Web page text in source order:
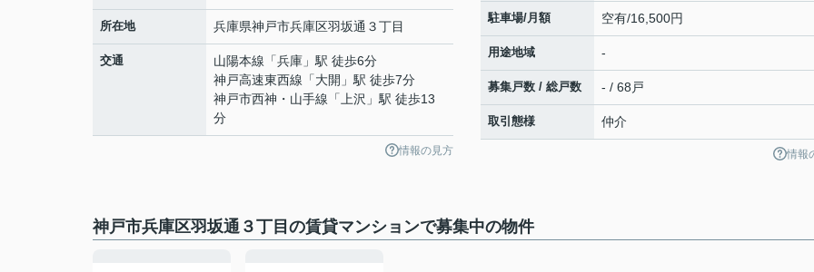
所在地 兵庫県神戸市兵庫区羽坂通 ３丁目
交通 山陽本線 「兵庫 」駅 徒歩6分
神戸高速東西線 「大開 」駅 徒歩7分
神戸市西神・山手線 「 上沢 」駅 徒歩13
分
情報の見方
駐車場/月額 空有/16,500円
用途地域 -
募集戸数 / 総戸数 - / 68戸
取引態様 仲介
情報
神戸市兵庫区羽坂通３丁目の賃貸マンションで募集中の物件